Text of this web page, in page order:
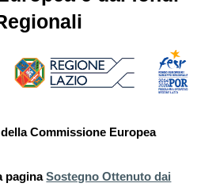
Commissione Europea
paginaSostegno Ottenuto dai